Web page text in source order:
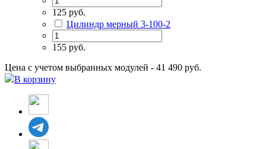
125 руб.
Цилиндр мерный 3-100-2
155 руб.
Цена с учетом выбранных модулей - 41 490 руб.
В корзину